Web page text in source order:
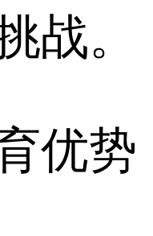
战。
优势